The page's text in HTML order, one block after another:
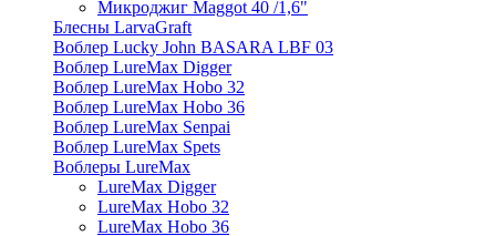
Микроджиг Maggot 40 /1,6"
Блесны LarvaGraft
Воблер Lucky John BASARA LBF 03
Воблер LureMax Digger
Воблер LureMax Hobo 32
Воблер LureMax Hobo 36
Воблер LureMax Senpai
Воблер LureMax Spets
Воблеры LureMax
LureMax Digger
LureMax Hobo 32
LureMax Hobo 36